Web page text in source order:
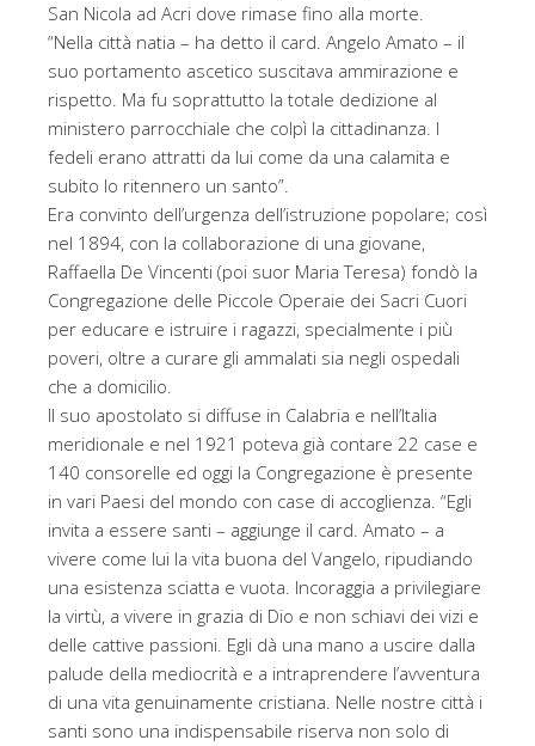
San Nicola ad Acri dove rimase fino alla morte.
“Nella città natia – ha detto il card. Angelo Amato – il
suo portamento ascetico suscitava ammirazione e
rispetto. Ma fu soprattutto la totale dedizione al
ministero parrocchiale che colpì la cittadinanza. I
fedeli erano attratti da lui come da una calamita e
subito lo ritennero un santo”.
Era convinto dell’urgenza dell’istruzione popolare; così
nel 1894, con la collaborazione di una giovane,
Raffaella De Vincenti (poi suor Maria Teresa) fondò la
Congregazione delle Piccole Operaie dei Sacri Cuori
per educare e istruire i ragazzi, specialmente i più
poveri, oltre a curare gli ammalati sia negli ospedali
che a domicilio.
Il suo apostolato si diffuse in Calabria e nell’Italia
meridionale e nel 1921 poteva già contare 22 case e
140 consorelle ed oggi la Congregazione è presente
in vari Paesi del mondo con case di accoglienza. “Egli
invita a essere santi – aggiunge il card. Amato – a
vivere come lui la vita buona del Vangelo, ripudiando
una esistenza sciatta e vuota. Incoraggia a privilegiare
la virtù, a vivere in grazia di Dio e non schiavi dei vizi e
delle cattive passioni. Egli dà una mano a uscire dalla
palude della mediocrità e a intraprendere l’avventura
di una vita genuinamente cristiana. Nelle nostre città i
santi sono una indispensabile riserva non solo di